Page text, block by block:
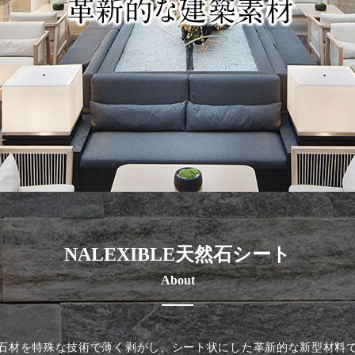
NALEXIBLE天然石シート
About
材を特殊な技術で薄く剥がし、シート状にした革新的な新型材料